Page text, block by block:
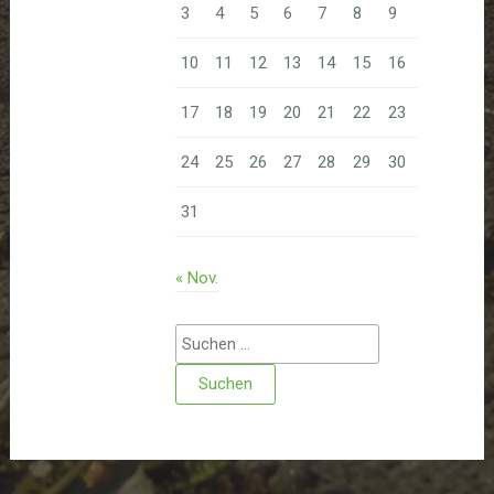
3 4 5 6 7 8 9
10 11 12 13 14 15 16
17 18 19 20 21 22 23
24 25 26 27 28 29 30
31
« Nov.
Suchen
nach: